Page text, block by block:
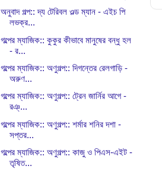
অনুবাদ গল্প:: দ্য টেরিবল ওল্ড ম্যান - এইচ পি
লভক্র...
গল্পের ম্যাজিক:: কুকুর কীভাবে মানুষের বন্ধু হল
- র...
গল্পের ম্যাজিক:: অণুগল্প:: দিগন্তের রেলগাড়ি -
অরুণ...
গল্পের ম্যাজিক:: অণুগল্প:: ট্রেন জার্নির আগে -
রঞ্...
গল্পের ম্যাজিক:: অণুগল্প:: শর্মার শনির দশা -
সপ্তর...
গল্পের ম্যাজিক:: অণুগল্প:: কাজু ও পিএস-এইট -
তৃষিত...